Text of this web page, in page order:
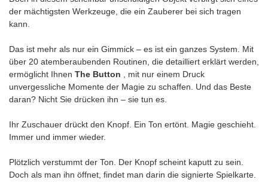
der mächtigsten Werkzeuge, die ein Zauberer bei sich tragen
kann.
Das ist mehr als nur ein Gimmick – es ist ein ganzes System. Mit
über 20 atemberaubenden Routinen, die detailliert erklärt werden,
ermöglicht Ihnen The Button , mit nur einem Druck
unvergessliche Momente der Magie zu schaffen. Und das Beste
daran? Nicht Sie drücken ihn – sie tun es.
Ihr Zuschauer drückt den Knopf. Ein Ton ertönt. Magie geschieht.
Immer und immer wieder.
Plötzlich verstummt der Ton. Der Knopf scheint kaputt zu sein.
Doch als man ihn öffnet, findet man darin die signierte Spielkarte.